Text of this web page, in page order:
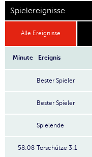
Spielereignisse
Alle Ereignisse
Minute Ereignis
Bester Spieler
Bester Spieler
Spielende
58:08 Torschütze 3:1